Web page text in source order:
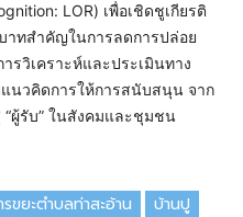
LOR) เพื่อเชิดชูเกียรติ
ทสำคัญในการลดการปล่อย
รวิเคราะห์และประเมินทาง
นวคิดการให้การสนับสนุน จาก
“ผู้รับ” ในสังคมและชุมชน
รขยะตำบลท่าสะอ้าน บ้านปู